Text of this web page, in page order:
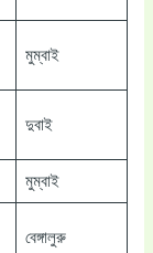
মুম্বাই
দুবাই
মুম্বাই
বেঙ্গালুরু